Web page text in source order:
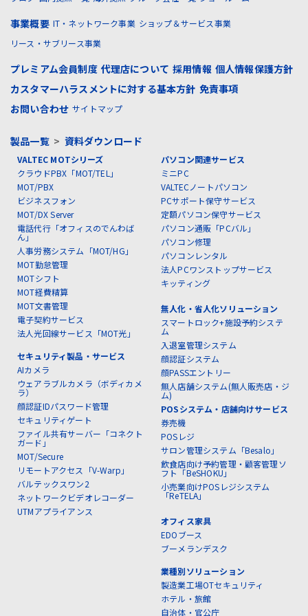
事業概要 IT・ネットワーク事業 ショップ＆サービス事業
リース・サブリース事業
プレミアム会員制度 代理店について 採用情報 個人情報保護方針
カスタマーハラスメントに対する基本方針 免責事項
お問い合わせ サイトマップ
製品一覧> 資料ダウンロード
VALTEC MOTシリーズ
クラウドPBX「MOT/TEL」
MOT/PBX
ビジネスフォン
MOT/DX Server
電話代行「オフィスのでんわば
ん」
人事労務システム「MOT/HG」
MOT勤怠管理
MOTシフト
MOT経費精算
MOT文書管理
電子契約サービス
法人光回線サービス「MOT光」
セキュリティ製品・サービス
AIカメラ
ウェアラブルカメラ（ボディカメ
ラ）
顔認証IDパスワード管理
セキュリティゲート
ファイル共有サーバー「コネクト
ガード」
MOT/Secure
リモートアクセス「V-Warp」
バルテックスワン2
ネットワークビデオレコーダー
UTMアプライアンス
パソコン関連サービス
ミニPC
VALTECノートパソコン
PCサポート保守サービス
定額パソコン保守サービス
パソコン通販「PCバル」
パソコン修理
パソコンレンタル
法人PCワンストップサービス
キッティング
無人化・省人化ソリューション
スマートロック+施設予約システ
ム
入退室管理システム
顔認証システム
顔PASSエントリー
無人店舗システム(無人販売店・ジ
ム)
POSシステム・店舗向けサービス
券売機
POSレジ
サロン管理システム「Besalo」
飲食店向け予約管理・顧客管理ソ
フト「BeSHOKU」
小売業向けPOSレジシステム
「ReTELA」
オフィス家具
EDOブース
ブーメランデスク
業種別ソリューション
製造業工場OTセキュリティ
ホテル・旅館
自治体・官公庁